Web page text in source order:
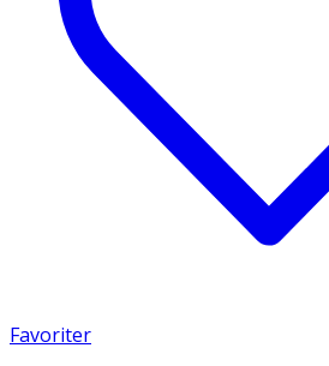
Favoriter